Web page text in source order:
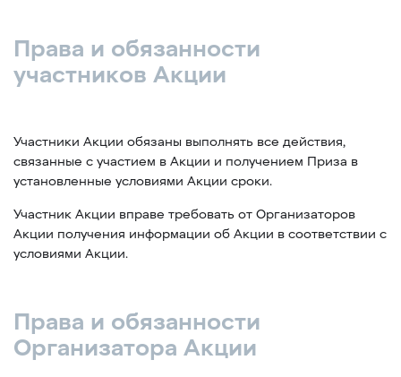
Права и обязанности
участников Акции
Участники Акции обязаны выполнять все действия,
связанные с участием в Акции и получением Приза в
установленные условиями Акции сроки.
Участник Акции вправе требовать от Организаторов
Акции получения информации об Акции в соответствии с
условиями Акции.
Права и обязанности
Организатора Акции